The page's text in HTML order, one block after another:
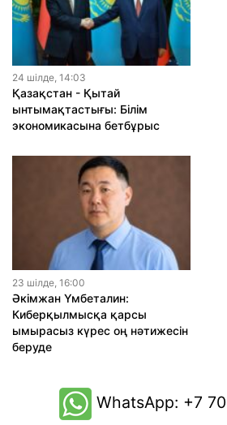
24 шiлде, 14:03
Қазақстан - Қытай
ынтымақтастығы: Білім
экономикасына бетбұрыс
23 шiлде, 16:00
Әкімжан Үмбеталин:
Киберқылмысқа қарсы
ымырасыз күрес оң нәтижесін
беруде
WhatsApp: +7